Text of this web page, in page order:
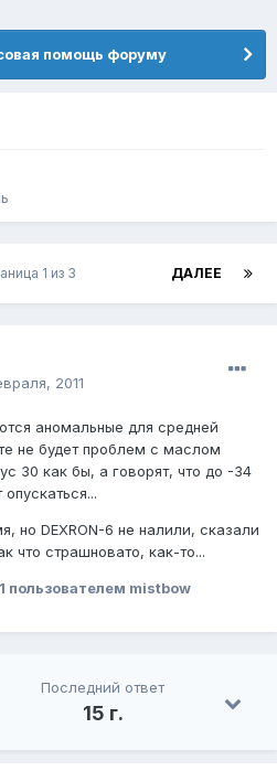
помощь форуму
ДАЛЕЕ
1 из 3
2011
аномальные для средней
не будет проблем с маслом
30 как бы, а говорят, что до -34
но DEXRON-6 не налили, сказали
что страшновато, как-то...
пользователем mistbow
Последний ответ
15 г.